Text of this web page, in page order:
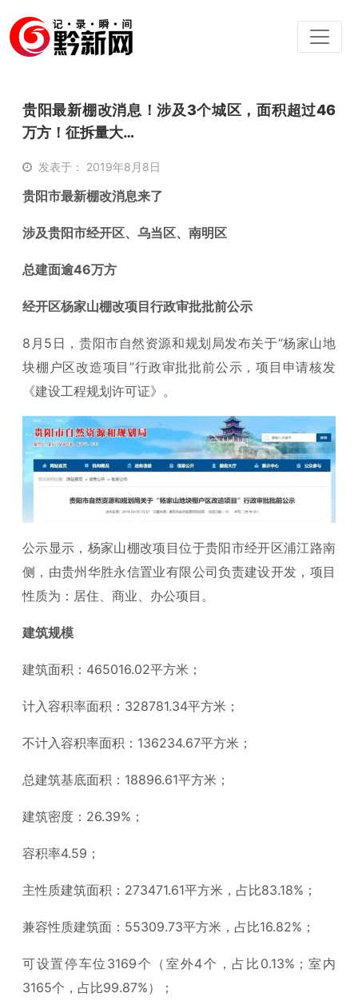
贵阳最新棚改消息！涉及3个城区，面积超过46
万方！征拆量大…
发表于： 2019年8月8日
贵阳市最新棚改消息来了
涉及贵阳市经开区、乌当区、南明区
总建面逾46万方
经开区杨家山棚改项目行政审批批前公示
8月5日，贵阳市自然资源和规划局发布关于“杨家山地
块棚户区改造项目”行政审批批前公示，项目申请核发
《建设工程规划许可证》。
公示显示，杨家山棚改项目位于贵阳市经开区浦江路南
侧，由贵州华胜永信置业有限公司负责建设开发，项目
性质为：居住、商业、办公项目。
建筑规模
建筑面积：465016.02平方米；
计入容积率面积：328781.34平方米；
不计入容积率面积：136234.67平方米；
总建筑基底面积：18896.61平方米；
建筑密度：26.39%；
容积率4.59；
主性质建筑面积：273471.61平方米，占比83.18%；
兼容性质建筑面：55309.73平方米，占比16.82%；
可设置停车位3169个（室外4个，占比0.13%；室内
3165个，占比99.87%）；